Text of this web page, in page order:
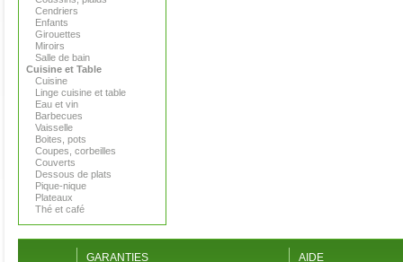
Cendriers
Enfants
Girouettes
Miroirs
Salle de bain
Cuisine et Table
Cuisine
Linge cuisine et table
Eau et vin
Barbecues
Vaisselle
Boites, pots
Coupes, corbeilles
Couverts
Dessous de plats
Pique-nique
Plateaux
Thé et café
GARANTIES AIDE